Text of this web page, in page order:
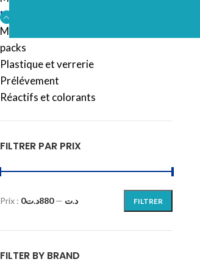
Microbiologie
Mobilier
packs
Plastique et verrerie
Prélévement
Réactifs et colorants
FILTRER PAR PRIX
FILTRER
Prix : 0د.ت —880د.ت
FILTER BY BRAND